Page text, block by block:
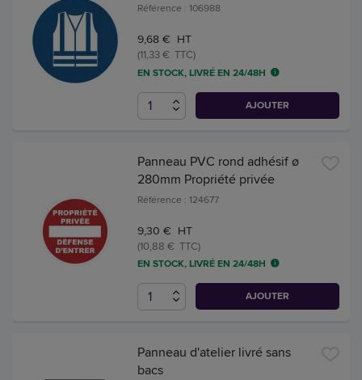
Référence : 106988
9,68 € HT
(11,33 € TTC)
EN STOCK, LIVRÉ EN 24/48H
AJOUTER
Panneau PVC rond adhésif ø
280mm Propriété privée
Référence : 124677
9,30 € HT
(10,88 € TTC)
EN STOCK, LIVRÉ EN 24/48H
AJOUTER
Panneau d'atelier livré sans
bacs